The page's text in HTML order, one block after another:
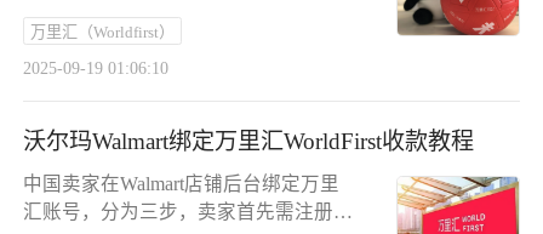
11 国流程相同，以美国站为例，在卖
账户，文中还具体介绍了印尼、泰国本
港主体商家外币结算，需先在万里汇生
成美元账户，再在卖家中心绑定对公银
名义来注册万里汇。本文介绍了中国卖
家如何注册万里汇（WorldFirst）企业
使用手机号或电子邮箱完成注册，并登
录后台进行实名认证。在认证过程中，
需要选择账户类型为“中国内地企业电
万里汇（Worldfirst）
2025-09-19 01:06:10
沃尔玛Walmart绑定万里汇WorldFirst收款教程
中国卖家在Walmart店铺后台绑定万里
汇账号，分为三步，卖家首先需注册万